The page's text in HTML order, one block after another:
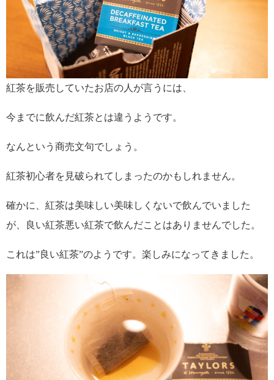
紅茶を販売していたお店の人が言うには、
今までに飲んだ紅茶とは違うようです。
なんという商売文句でしょう。
紅茶初心者を見破られてしまったのかもしれません。
確かに、紅茶は美味しい美味しくないで飲んでいました
が、良い紅茶悪い紅茶で飲んだことはありませんでした。
これは”良い紅茶”のようです。楽しみになってきました。